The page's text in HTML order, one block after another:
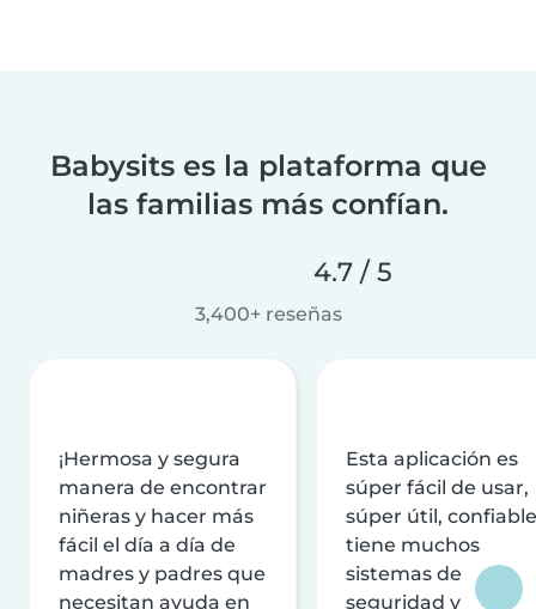
Babysits es la plataforma que
las familias más confían.
4.7 / 5
3,400+ reseñas
¡Hermosa y segura
manera de encontrar
niñeras y hacer más
fácil el día a día de
madres y padres que
necesitan ayuda en
Esta aplicación es
súper fácil de usar,
súper útil,
tiene muchos
sistemas de
seguridad y